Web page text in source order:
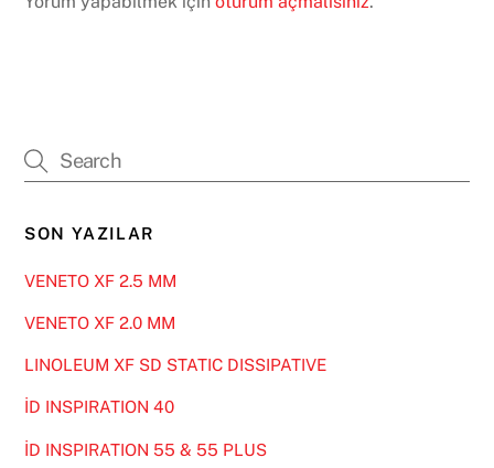
SON YAZILAR
VENETO XF 2.5 MM
VENETO XF 2.0 MM
LINOLEUM XF SD STATIC DISSIPATIVE
İD INSPIRATION 40
İD INSPIRATION 55 & 55 PLUS